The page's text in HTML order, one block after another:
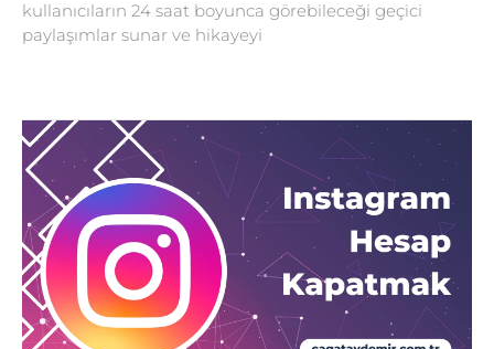
kullanıcıların 24 saat boyunca görebileceği geçici
paylaşımlar sunar ve hikayeyi